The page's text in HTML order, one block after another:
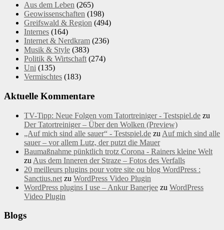
Aus dem Leben (265)
Geowissenschaften (198)
Greifswald & Region (494)
Internes (164)
Internet & Nerdkram (236)
Musik & Style (383)
Politik & Wirtschaft (274)
Uni (135)
Vermischtes (183)
Aktuelle Kommentare
TV-Tipp: Neue Folgen vom Tatortreiniger - Testspiel.de zu
Der Tatortreiniger – Über den Wolken (Preview)
„Auf mich sind alle sauer“ - Testspiel.de zu Auf mich sind alle
sauer – vor allem Lutz, der putzt die Mauer
Baumaßnahme pünktlich trotz Corona - Rainers kleine Welt
zu Aus dem Inneren der Straze – Fotos des Verfalls
20 meilleurs plugins pour votre site ou blog WordPress :
Sanctius.net zu WordPress Video Plugin
WordPress plugins I use – Ankur Banerjee zu WordPress
Video Plugin
Blogs